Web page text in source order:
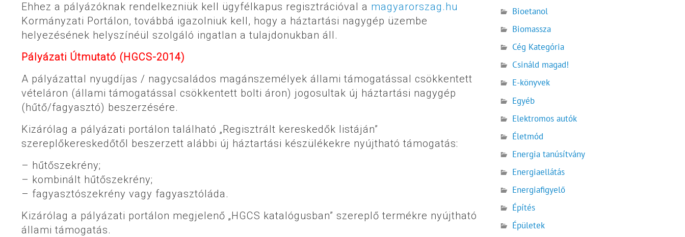
Ehhez a pályázóknak rendelkezniük kell ügyfélkapus regisztrációval a magyarorszag.hu
Kormányzati Portálon, továbbá igazolniuk kell, hogy a háztartási nagygép üzembe
helyezésének helyszínéül szolgáló ingatlan a tulajdonukban áll.
Pályázati Útmutató (HGCS-2014)
A pályázattal nyugdíjas / nagycsaládos magánszemélyek állami támogatással csökkentett
vételáron (állami támogatással csökkentett bolti áron) jogosultak új háztartási nagygép
(hűtő/fagyasztó) beszerzésére.
Kizárólag a pályázati portálon található „Regisztrált kereskedők listáján”
szereplőkereskedőtől beszerzett alábbi új háztartási készülékekre nyújtható támogatás:
– hűtőszekrény;
– kombinált hűtőszekrény;
– fagyasztószekrény vagy fagyasztóláda.
Kizárólag a pályázati portálon megjelenő „HGCS katalógusban” szereplő termékre nyújtható
állami támogatás.
Bioetanol
Biomassza
Cég Kategória
Csináld magad!
E-könyvek
Egyéb
Elektromos autók
Életmód
Energia tanúsítvány
Energiaellátás
Energiafigyelő
Építés
Épületek